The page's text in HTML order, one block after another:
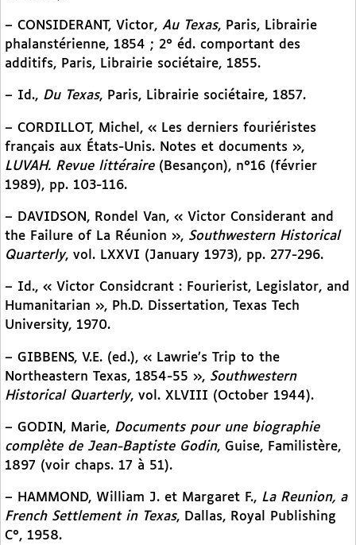
– CONSIDERANT, Victor, Au Texas, Paris, Librairie
phalanstérienne, 1854 ; 2° éd. comportant des
additifs, Paris, Librairie sociétaire, 1855.
– Id., Du Texas, Paris, Librairie sociétaire, 1857.
– CORDILLOT, Michel, « Les derniers fouriéristes
français aux États-Unis. Notes et documents »,
LUVAH. Revue littéraire(Besançon), n°16 (février
1989), pp. 103-116.
– DAVIDSON, Rondel Van, « Victor Considerant and
the Failure of La Réunion », Southwestern Historical
Quarterly, vol. LXXVI (January 1973), pp. 277-296.
– Id., « Victor Considcrant : Fourierist, Legislator, and
Humanitarian », Ph.D. Dissertation, Texas Tech
University, 1970.
– GIBBENS, V.E. (ed.), « Lawrie’s Trip to the
Northeastern Texas, 1854-55 », Southwestern
Historical Quarterly, vol. XLVIII (October 1944).
– GODIN, Marie, Documents pour une biographie
complète de Jean-Baptiste Godin, Guise, Familistère,
1897 (voir chaps. 17 à 51).
– HAMMOND, William J. et Margaret F., La Reunion, a
French Settlement in Texas, Dallas, Royal Publishing
C°, 1958.